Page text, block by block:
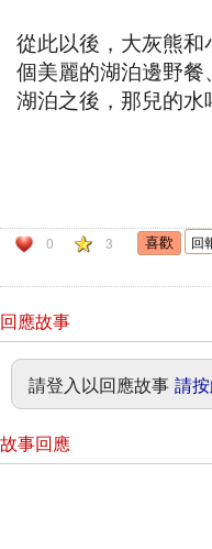
從此以後，大灰熊
個美麗的湖泊邊野
湖泊之後，那兒的水
0 3 回
回應故事
請登入以回應故事 請
故事回應